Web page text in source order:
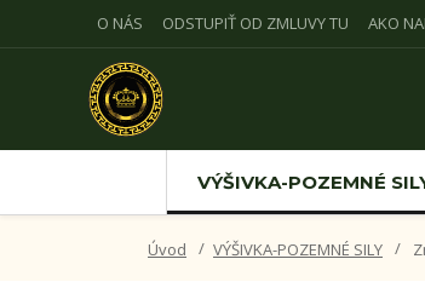
O NÁS ODSTUPIŤ OD ZMLUVY TU AKO
VÝŠIVKA-POZEMNÉ
Úvod VÝŠIVKA-POZEMNÉ SILY